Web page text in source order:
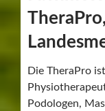
Die TheraPro
Podologen,